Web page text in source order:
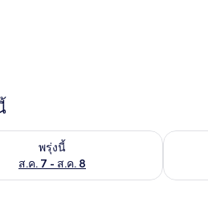
พรุ่งนี้
ส.ค. 7 - ส.ค. 8
นวนห้องพักว่างในพรุ่งนี้ ส.ค. 7 - ส.ค.
ตรวจส